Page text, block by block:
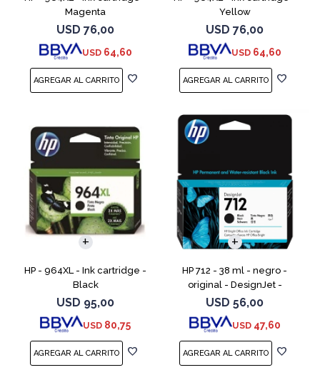
Magenta
USD 76,00
USD 64,60
Yellow
USD 76,00
USD 64,60
HP - 964XL - Ink cartridge -
Black
USD 95,00
USD 80,75
HP 712 - 38 ml - negro -
original - DesignJet -
cartucho de tinta - para
DesignJet Studio, T210, T230,
T250, T630, T650
USD 56,00
USD 47,60